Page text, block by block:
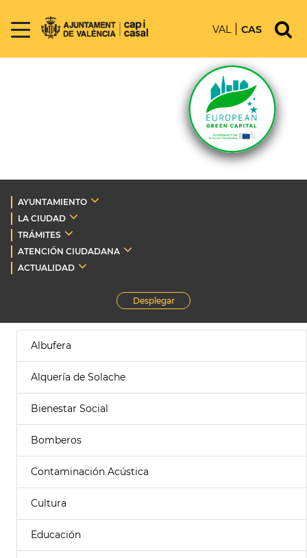
VAL CAS
AYUNTAMIENTO
LA CIUDAD
TRÁMITES
ATENCIÓN CIUDADANA
ACTUALIDAD
Desplegar
Albufera
Alquería de Solache
Bienestar Social
Bomberos
Contaminación Acústica
Cultura
Educación